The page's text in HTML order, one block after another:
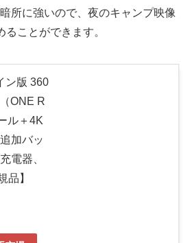
所に強いので、夜のキャンプ映像
ことができます。
ン版 360
ONE R
ル＋4K
加バッ
電器、
品】